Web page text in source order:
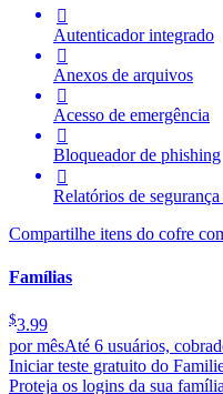

Autenticador integrado

Anexos de arquivos

Acesso de emergência

Bloqueador de phishing

Relatórios de
Compartilhe itens do cofre
Famílias
$3.99
por mêsAté 6 usuários,
Iniciar teste gratuito do
Proteja os logins da sua família